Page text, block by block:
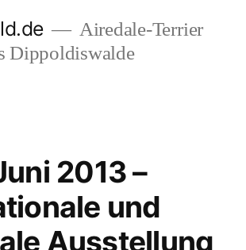
Airedale-Terrier
Dippoldiswalde
2013 –
und
Ausstellung